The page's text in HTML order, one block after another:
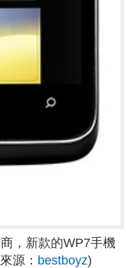
，新款的WP7手機
源： bestboyz)